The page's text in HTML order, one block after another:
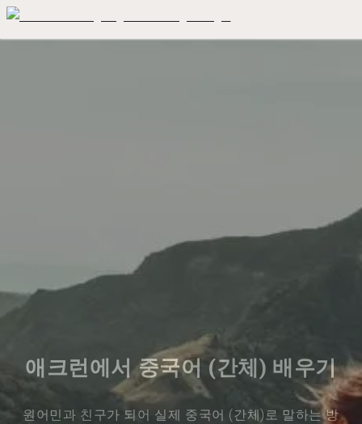
애크런에서 중국어 (간체) 배우기
원어민과 친구가 되어 실제 중국어 (간체)로 말하는 방